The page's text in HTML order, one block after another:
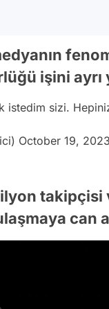
işini ayrı
istedim sizi.
October 19, 2023
can